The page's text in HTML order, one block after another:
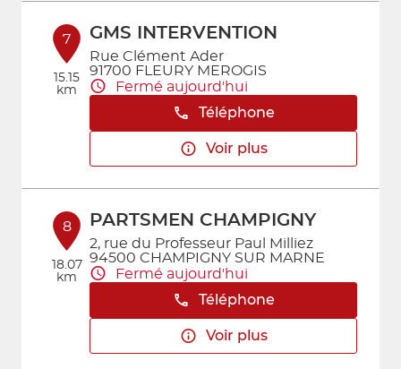
7
15.15
km
GMS INTERVENTION
Rue Clément Ader
91700 FLEURY MEROGIS
Fermé aujourd'hui
Téléphone
Voir plus
8
18.07
km
PARTSMEN CHAMPIGNY
2, rue du Professeur Paul Milliez
94500 CHAMPIGNY SUR MARNE
Fermé aujourd'hui
Téléphone
Voir plus